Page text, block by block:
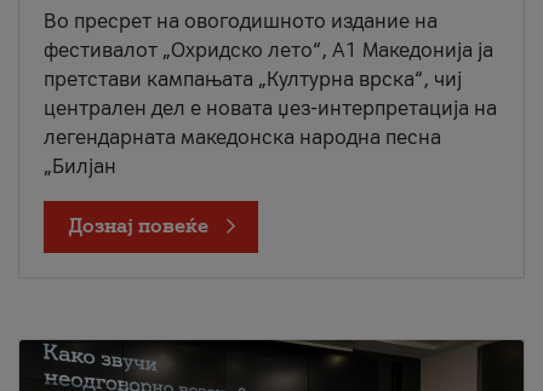
Во пресрет на овогодишното издание на
фестивалот „Охридско лето“, А1 Македонија ја
претстави кампањата „Културна врска“, чиј
централен дел е новата џез-интерпретација на
легендарната македонска народна песна
„Билјан
Дознај повеќе